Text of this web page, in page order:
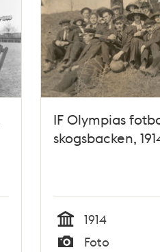
IF Olympias
skogsbacken,
Tid
1914
Foto